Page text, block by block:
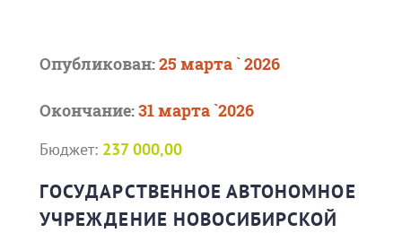
Опубликован:25 марта ` 2026
Окончание:31 марта `2026
Бюджет: 237 000,00
ГОСУДАРСТВЕННОЕ АВТОНОМНОЕ
УЧРЕЖДЕНИЕ НОВОСИБИРСКОЙ